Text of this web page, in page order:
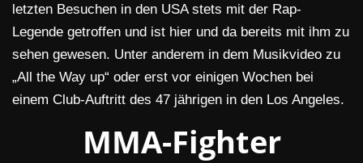
letzten Besuchen in den USA stets mit der Rap-
Legende getroffen und ist hier und da bereits mit ihm zu
sehen gewesen. Unter anderem in dem Musikvideo zu
„All the Way up“ oder erst vor einigen Wochen bei
einem Club-Auftritt des 47 jährigen in den Los Angeles.
MMA-Fighter